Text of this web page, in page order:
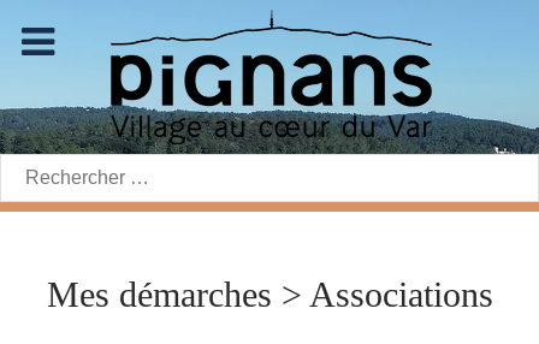
Rechercher:
Mes démarches > Associations